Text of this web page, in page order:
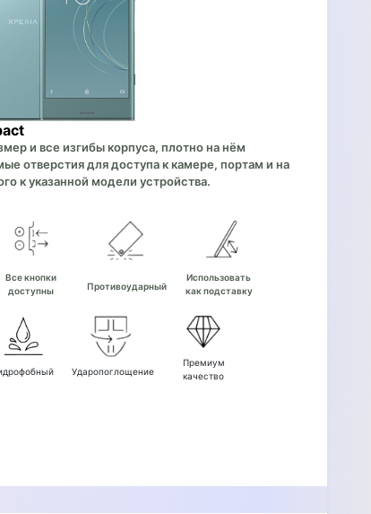
и все изгибы корпуса, плотно на нём
отверстия для доступа к камере, портам и на
к указанной модели устройства.
Все кнопки
доступны
Противоударный
Использовать
как подставку
Ударопоглощение
Премиум
качество